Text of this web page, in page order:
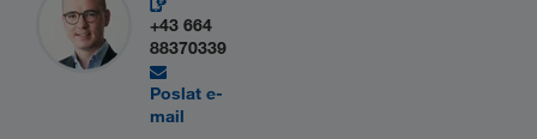
+43 664
88370339
Poslat e-
mail